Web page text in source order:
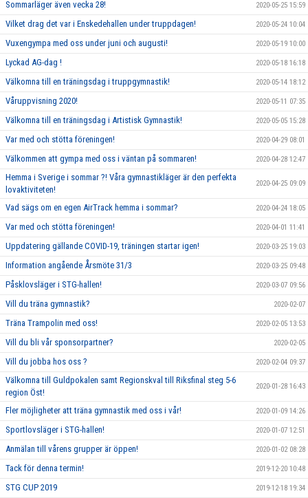
Sommarläger även vecka 28! 2020-05-25 15:59
Vilket drag det var i Enskedehallen under truppdagen! 2020-05-24 10:04
Vuxengympa med oss under juni och augusti! 2020-05-19 10:00
Lyckad AG-dag ! 2020-05-18 16:18
Välkomna till en träningsdag i truppgymnastik! 2020-05-14 18:12
Våruppvisning 2020! 2020-05-11 07:35
Välkomna till en träningsdag i Artistisk Gymnastik! 2020-05-05 15:28
Var med och stötta föreningen! 2020-04-29 08:01
Välkommen att gympa med oss i väntan på sommaren! 2020-04-28 12:47
Hemma i Sverige i sommar ?! Våra gymnastikläger är den perfekta
lovaktiviteten!
2020-04-25 09:09
Vad sägs om en egen AirTrack hemma i sommar? 2020-04-24 18:05
Var med och stötta föreningen! 2020-04-01 11:41
Uppdatering gällande COVID-19, träningen startar igen! 2020-03-25 19:03
Information angående Årsmöte 31/3 2020-03-25 09:48
Påsklovsläger i STG-hallen! 2020-03-07 09:56
Vill du träna gymnastik? 2020-02-07
Träna Trampolin med oss! 2020-02-05 13:53
Vill du bli vår sponsorpartner? 2020-02-05
Vill du jobba hos oss ? 2020-02-04 09:37
Välkomna till Guldpokalen samt Regionskval till Riksfinal steg 5-6
region Öst!
2020-01-28 16:43
Fler möjligheter att träna gymnastik med oss i vår! 2020-01-09 14:26
Sportlovsläger i STG-hallen! 2020-01-07 12:51
Anmälan till vårens grupper är öppen! 2020-01-02 08:28
Tack för denna termin! 2019-12-20 10:48
STG CUP 2019 2019-12-18 19:34